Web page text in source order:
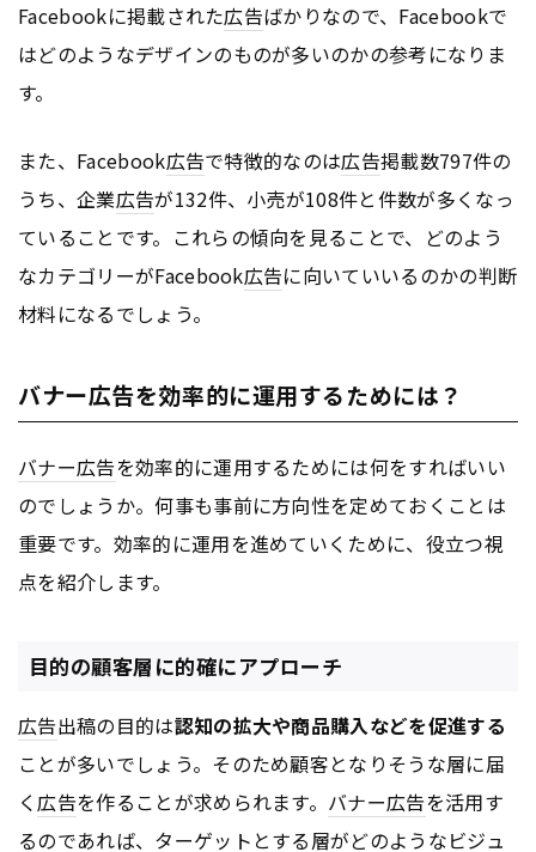
Facebookに掲載された広告ばかりなので、Facebookで
はどのようなデザインのものが多いのかの参考になりま
す。
また、Facebook広告で特徴的なのは広告掲載数797件の
うち、企業広告が132件、小売が108件と件数が多くなっ
ていることです。これらの傾向を見ることで、どのよう
なカテゴリーがFacebook広告に向いていいるのかの判断
材料になるでしょう。
バナー広告を効率的に運用するためには？
バナー広告を効率的に運用するためには何をすればいい
のでしょうか。何事も事前に方向性を定めておくことは
重要です。効率的に運用を進めていくために、役立つ視
点を紹介します。
目的の顧客層に的確にアプローチ
広告出稿の目的は認知の拡大や商品購入などを促進する
ことが多いでしょう。そのため顧客となりそうな層に届
く 広告を作ることが求められます。 バナー広告を活用す
るのであれば、ターゲットとする層がどのようなビジュ